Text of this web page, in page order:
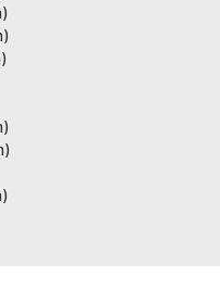
tampak kotor. Bar mat ini
peralatan kafe untuk
shaker, pitcher, dan
bartender dan barista
atau terjatuh.
dan lentur sehingga
juga bervariasi untuk